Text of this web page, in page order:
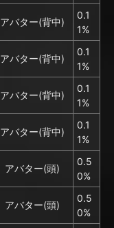
アバター(背中)
0.1
1%
アバター(背中)
0.1
1%
アバター(背中)
0.1
1%
アバター(背中)
0.1
1%
アバター(頭)
0.5
0%
アバター(頭)
0.5
0%